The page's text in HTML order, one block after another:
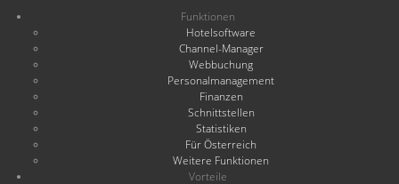
Funktionen
Hotelsoftware
Channel-Manager
Webbuchung
Personalmanagement
Finanzen
Schnittstellen
Statistiken
Für Österreich
Weitere Funktionen
Vorteile